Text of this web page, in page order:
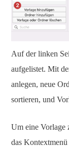
Auf der linken
aufgelistet. Mit
anlegen, neue
sortieren, und
Um eine Vorlage
das